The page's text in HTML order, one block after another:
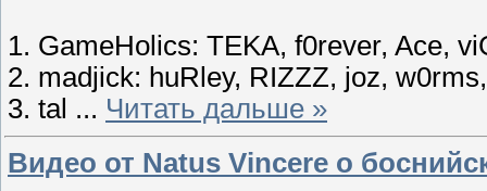
1. GameHolics: TEKA, f0rever, Ace,
2. madjick: huRley, RIZZZ, joz,
3. tal ... Читать дальше »
Видео от Natus Vincere о